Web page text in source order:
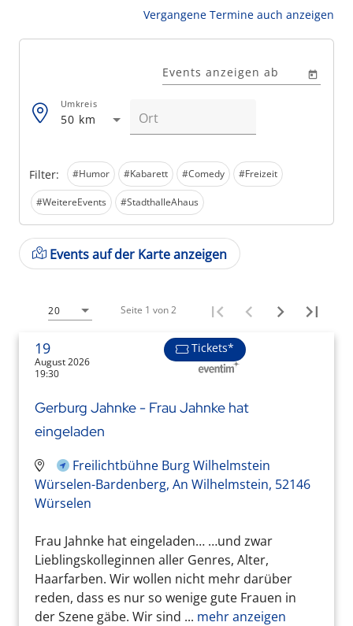
Vergangene Termine auch anzeigen
Filter: #Humor #Kabarett #Comedy #Freizeit
#WeitereEvents #StadthalleAhaus
Events anzeigen ab
50 km
Umkreis
Events auf der Karte anzeigen
20 Seite 1 von 2
19
August 2026
19:30
Tickets*
Gerburg Jahnke - Frau Jahnke hat
eingeladen
Freilichtbühne Burg Wilhelmstein
Würselen-Bardenberg, An Wilhelmstein, 52146
Würselen
Frau Jahnke hat eingeladen… …und zwar
Lieblingskolleginnen aller Genres, Alter,
Haarfarben. Wir wollen nicht mehr darüber
reden, dass es nur so wenige gute Frauen in
der Szene gäbe. Wir sind ... mehr anzeigen